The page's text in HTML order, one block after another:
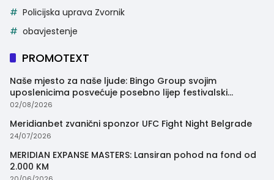
Policijska uprava Zvornik
obavjestenje
PROMOTEXT
Naše mjesto za naše ljude: Bingo Group svojim
uposlenicima posvećuje posebno lijep festivalski
trenutak
02/08/2026
Meridianbet zvanični sponzor UFC Fight Night Belgrade
24/07/2026
MERIDIAN EXPANSE MASTERS: Lansiran pohod na fond od
2.000 KM